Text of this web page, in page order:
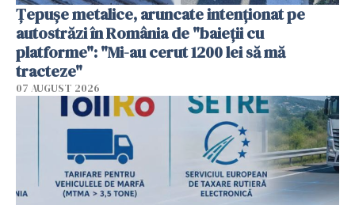
Țepușe metalice, aruncate intenționat pe
autostrăzi în România de "baieții cu
platforme": "Mi-au cerut 1200 lei să mă
tracteze"
07 AUGUST 2026